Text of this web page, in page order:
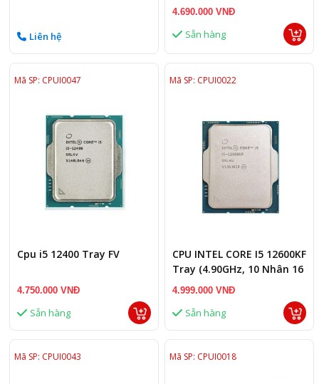
Liên hệ
4.690.000 VNĐ
Sẵn hàng
Mã SP: CPUI0047
Cpu i5 12400 Tray FV
4.750.000 VNĐ
Sẵn hàng
Mã SP: CPUI0022
CPU INTEL CORE I5 12600KF
Tray (4.90GHz, 10 Nhân 16
Luồng, 20M Cache, Alder
4.999.000 VNĐ
Sẵn hàng
Mã SP: CPUI0043 Mã SP: CPUI0018